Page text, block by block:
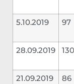
5.10.2019
97
28.09.2019
130
21.09.2019
86